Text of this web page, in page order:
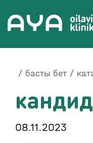
басты бет
08.11.2023